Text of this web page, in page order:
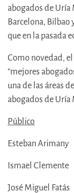
abogados de Uría
Barcelona, Bilbao
que en la pasada
Como novedad,
“mejores
una de las áreas
abogados de Uría
Público
Esteban Arimany
Ismael Clemente
José Miguel Fatás